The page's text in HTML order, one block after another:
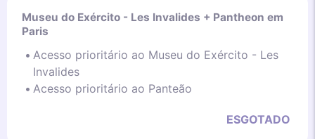
Museu do Exército - Les Invalides + Pantheon em
Paris
Acesso prioritário ao Museu do Exército - Les
Invalides
Acesso prioritário ao Panteão
ESGOTADO